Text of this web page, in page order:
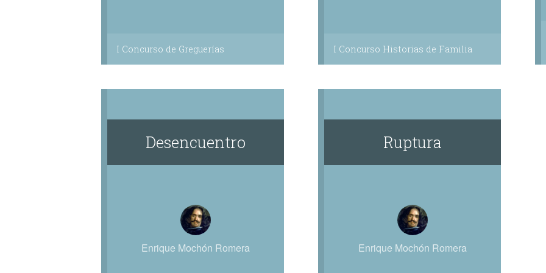
I Concurso de Greguerías I Concurso Historias de Familia
Desencuentro
Enrique Mochón Romera
Ruptura
Enrique Mochón Romera